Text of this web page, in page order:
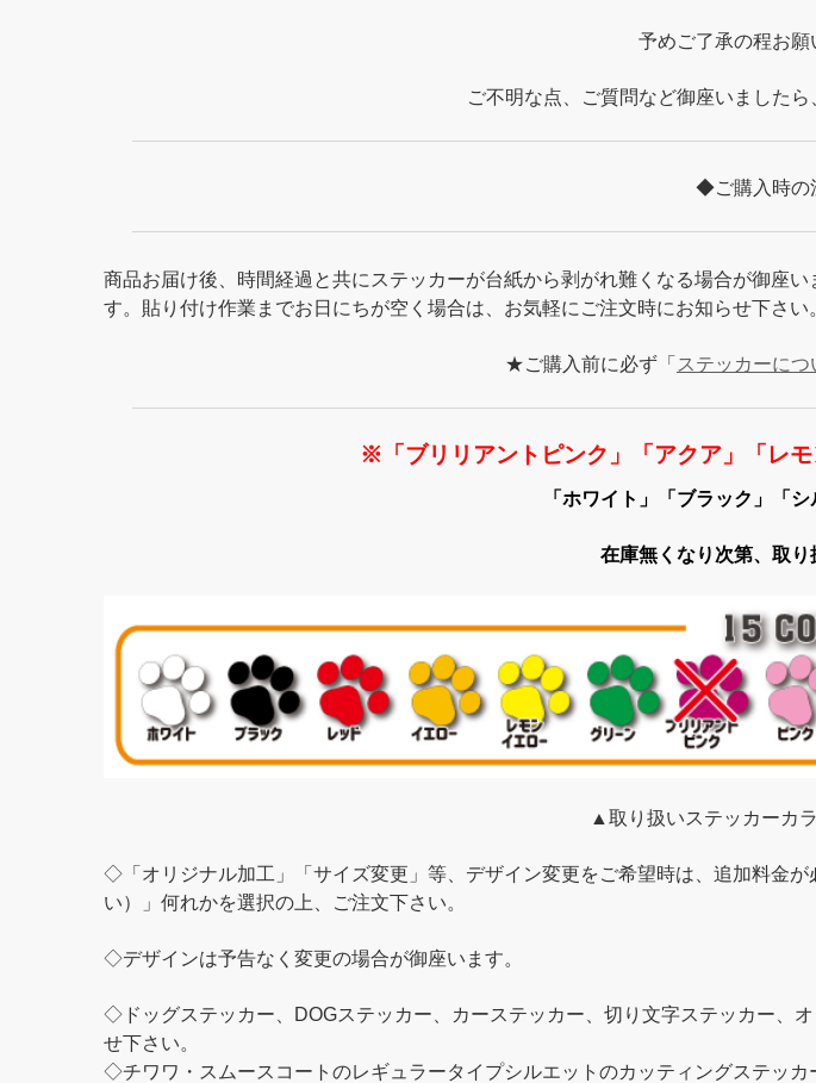
予めご了承の程お願
ご不明な点、ご質問など御座いました
◆ご購入時
商品お届け後、時間経過と共にステッカーが台紙から剥がれ難くなる場合が御座
す。貼り付け作業までお日にちが空く場合は、お気軽にご注文時にお知らせ下さい
★ご購入前に必ず「 ステッカーに
※「ブリリアントピンク」「アクア」「レ
「ホワイト」「ブラック」「
在庫無くなり次第、取り
▲取り扱いステッカーカ
◇「オリジナル加工」「サイズ変更」等、デザイン変更をご希望時は、追加料金
い）」何れかを選択の上、ご注文下さい。
◇デザインは予告なく変更の場合が御座います。
◇ドッグステッカー、DOGステッカー、カーステッカー、切り文字ステッカー、
せ下さい。
◇チワワ・スムースコートのレギュラータイプシルエットのカッティングステッカ